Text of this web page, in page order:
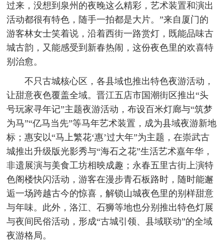
过来，没想到泉州的夜晚这么精彩，艺术装置和演出
活动都很有特色，随手一拍都是大片。”来自厦门的
游客林女士笑着说，沿着西街一路赏灯，既能品味古
城古韵，又能感受到新春热闹，这份夜色里的欢喜特
别治愈。
不只古城核心区，各县域也推出特色夜游活动，
让甜意夜色覆盖全域。晋江五店市国潮街区推出“头
号玩家寻年记”主题夜游活动，布设百米灯廊与“筑梦
为马”“亿马当先”等马年艺术装置，成为县域夜游新地
标；惠安以“马上繁花‘惠’过大年”为主题，在崇武古
城推出升级版光影秀与“海石之花”生活艺术嘉年华，
非遗展演与美食工坊相映成趣；永春五里古街上演特
色阁楼快闪活动，游客在漫步青石板路时，随时能邂
逅一场跨越古今的惊喜，解锁山城夜色里的别样甜意
与年味。此外，洛江、石狮等地也分别推出特色灯展
与夜间民俗活动，形成“古城引领、县域联动”的全域
夜游格局。